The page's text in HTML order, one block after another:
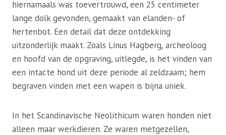
hiernamaals was toevertrouwd, een 25 centimeter
lange dolk gevonden, gemaakt van elanden- of
hertenbot. Een detail dat deze ontdekking
uitzonderlijk maakt. Zoals Linus Hagberg, archeoloog
en hoofd van de opgraving, uitlegde, is het vinden van
een intacte hond uit deze periode al zeldzaam; hem
begraven vinden met een wapen is bijna uniek.
In het Scandinavische Neolithicum waren honden niet
alleen maar werkdieren. Ze waren metgezellen,